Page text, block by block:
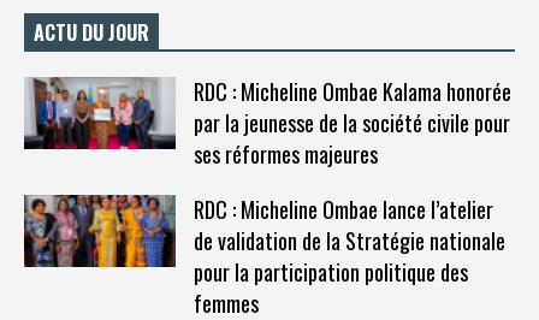
ACTU DU JOUR
RDC : Micheline Ombae Kalama honorée
par la jeunesse de la société civile pour
ses réformes majeures
RDC : Micheline Ombae lance l’atelier
de validation de la Stratégie nationale
pour la participation politique des
femmes